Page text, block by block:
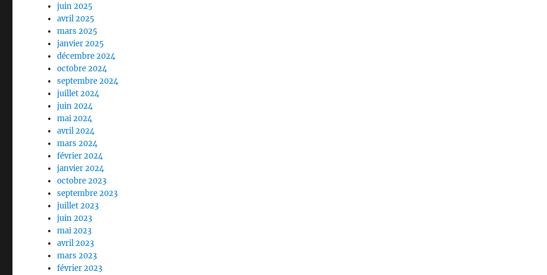
juin 2025
avril 2025
mars 2025
janvier 2025
décembre 2024
octobre 2024
septembre 2024
juillet 2024
juin 2024
mai 2024
avril 2024
mars 2024
février 2024
janvier 2024
octobre 2023
septembre 2023
juillet 2023
juin 2023
mai 2023
avril 2023
mars 2023
février 2023